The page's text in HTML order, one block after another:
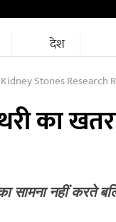
देश
Stones Research
का
सामना नहीं करते